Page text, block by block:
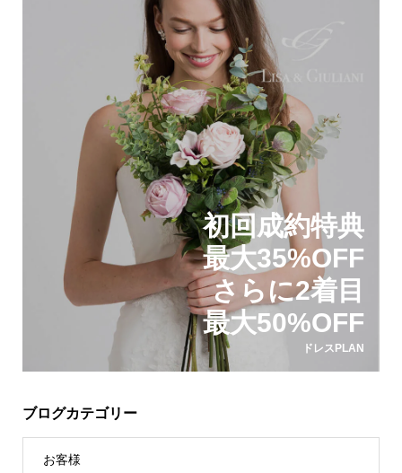
初回成約特典
最大35%OFF
さらに2着目
最大50%OFF
ドレスPLAN
ブログカテゴリー
お客様